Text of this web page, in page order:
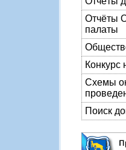
Отчёты
палаты
Конкурс
Схемы
Поиск